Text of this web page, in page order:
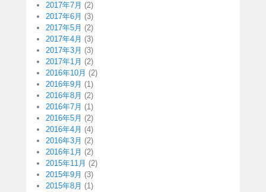
2017年7月 (2)
2017年6月 (3)
2017年5月 (2)
2017年4月 (3)
2017年3月 (3)
2017年1月 (2)
2016年10月 (2)
2016年9月 (1)
2016年8月 (2)
2016年7月 (1)
2016年5月 (2)
2016年4月 (4)
2016年3月 (2)
2016年1月 (2)
2015年11月 (2)
2015年9月 (3)
2015年8月 (1)